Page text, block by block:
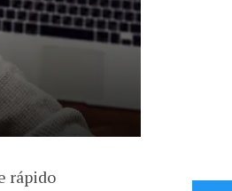
rápido